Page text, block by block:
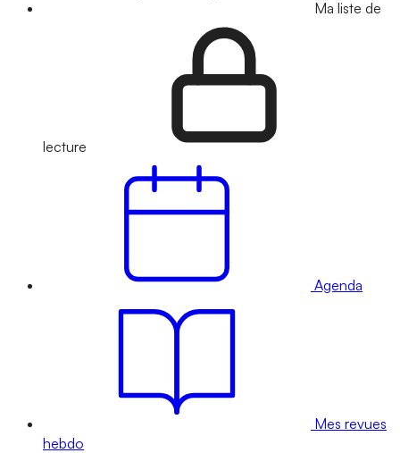
Ma liste de
lecture
Agenda
Mes revues
hebdo